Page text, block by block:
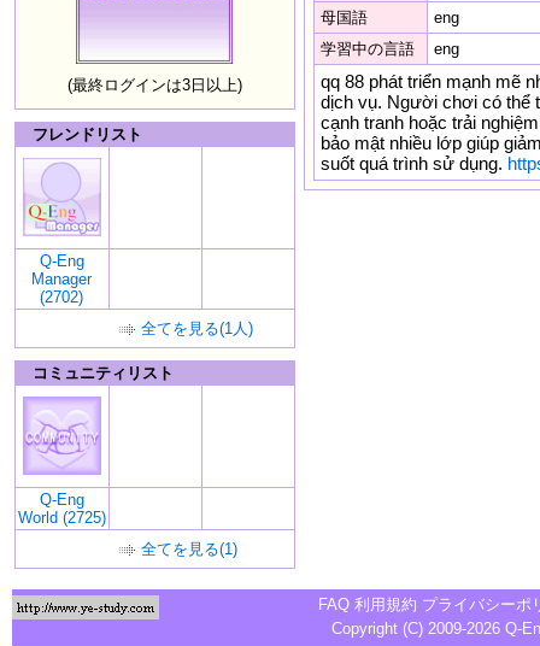
(最終ログインは3日以上)
フレンドリスト
Q-Eng
Manager
(2702)
全てを見る(1人)
コミュニティリスト
Q-Eng
World (2725)
全てを見る(1)
母国語
eng
学習中の言語
eng
qq 88 phát triển mạnh mẽ
dịch vụ. Người chơi có thể
cạnh tranh hoặc trải
bảo mật nhiều lớp giúp
suốt quá trình sử dụng.
FAQ 利用規約 プライバシーポ
Copyright (C) 2009-2026 Q-